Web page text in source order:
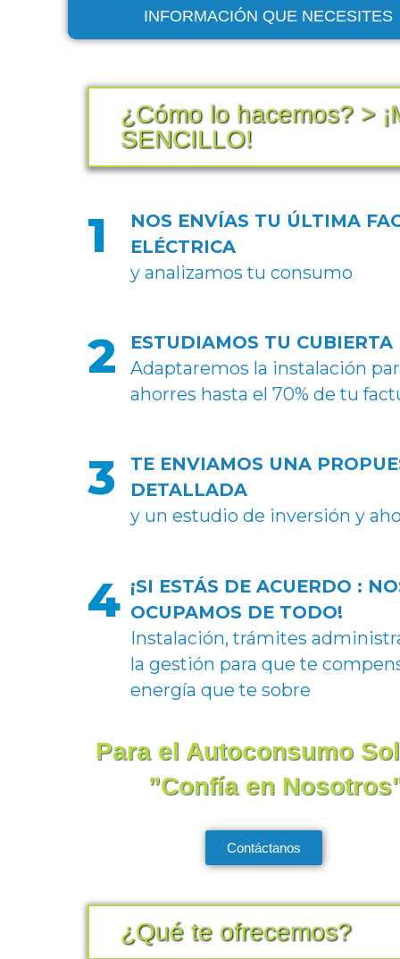
INFORMACIÓN QUE NECESITES
¿Cómo lo hacemos? >
SENCILLO!
1
NOS ENVÍAS TU ÚLTIMA
ELÉCTRICA
y analizamos tu consumo
2
ESTUDIAMOS TU CUBIERTA
Adaptaremos la instalación
ahorres hasta el 70% de tu
3
TE ENVIAMOS UNA
DETALLADA
y un estudio de inversión y
4 ¡SI ESTÁS DE ACUERDO :
OCUPAMOS DE TODO!
Instalación, trámites
la gestión para que te
energía que te sobre
Para el Autoconsumo
”Confía en
Contáctanos
¿Qué te ofrecemos?